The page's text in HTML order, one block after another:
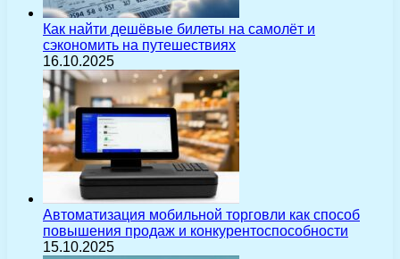
Как найти дешёвые билеты на самолёт и
сэкономить на путешествиях
16.10.2025
Автоматизация мобильной торговли как способ
повышения продаж и конкурентоспособности
15.10.2025